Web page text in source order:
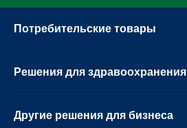
Потребительские товары
Решения для здравоохранения
Другие решения для бизнеса